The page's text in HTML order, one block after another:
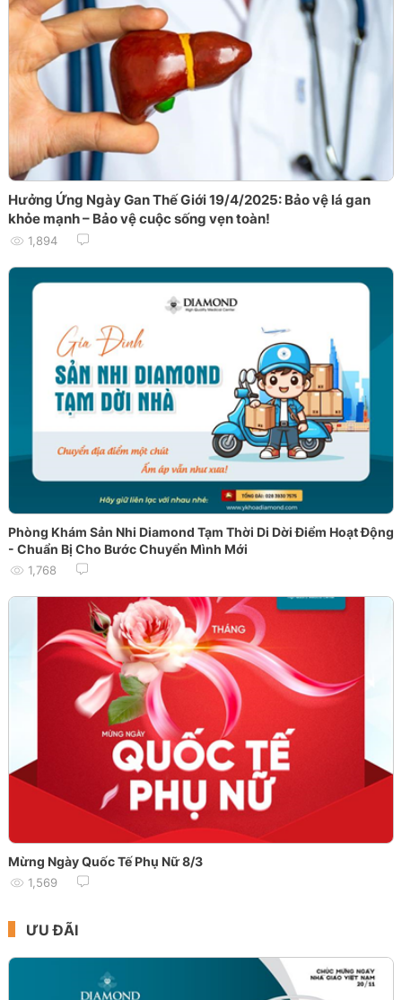
Hưởng Ứng Ngày Gan Thế Giới 19/4/2025: Bảo vệ lá gan
khỏe mạnh – Bảo vệ cuộc sống vẹn toàn!
1,894
Phòng Khám Sản Nhi Diamond Tạm Thời Di Dời Điểm Hoạt Động
- Chuẩn Bị Cho Bước Chuyển Mình Mới
1,768
Mừng Ngày Quốc Tế Phụ Nữ 8/3
1,569
ƯU ĐÃI